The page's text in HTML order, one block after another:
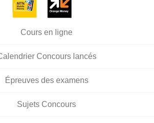
Cours en ligne
Concours lancés
Épreuves des examens
Sujets Concours